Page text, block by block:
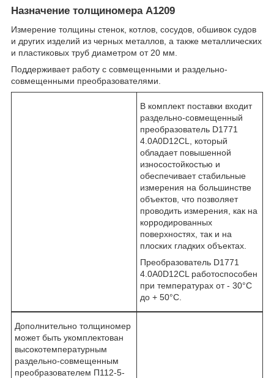
Назначение толщиномера А1209
Измерение толщины стенок, котлов, сосудов, обшивок судов
и других изделий из черных металлов, а также металлических
и пластиковых труб диаметром от 20 мм.
Поддерживает работу с совмещенными и раздельно-
совмещенными преобразователями.
В комплект поставки входит
раздельно-совмещенный
преобразователь D1771
4.0A0D12CL, который
обладает повышенной
износостойкостью и
обеспечивает стабильные
измерения на большинстве
объектов, что позволяет
проводить измерения, как на
корродированных
поверхностях, так и на
плоских гладких объектах.
Преобразователь D1771
4.0A0D12CL работоспособен
при температурах от - 30°С
до + 50°С.
Дополнительно толщиномер
может быть укомплектован
высокотемпературным
раздельно-совмещенным
преобразователем П112-5-